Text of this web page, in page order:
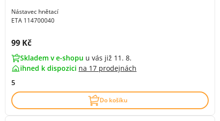
Nástavec hnětací
ETA 114700040
Cena s DPH:
99 Kč
Skladem v e-shopu u vás již 11. 8.
ihned k dispozici na 17 prodejnách
5
Do košíku